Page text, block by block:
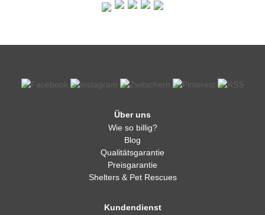
Über uns
Wie so billig?
Blog
Qualitätsgarantie
Preisgarantie
Shelters & Pet Rescues
Kundendienst